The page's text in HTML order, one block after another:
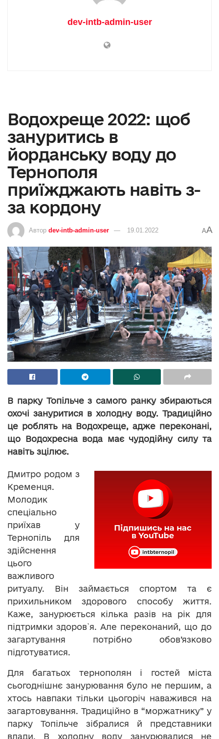
dev-intb-admin-user
Водохреще 2022: щоб
зануритись в
йорданську воду до
Тернополя
приїжджають навіть з-
за кордону
Автор dev-intb-admin-user 19.01.2022 AA
В парку Топільче з самого ранку збираються
охочі зануритися в холодну воду. Традиційно
це роблять на Водохреще, адже переконані,
що Водохресна вода має чудодійну силу та
навіть зцілює.
Дмитро родом з
Кременця.
Молодик
спеціально
приїхав у
Тернопіль для
здійснення
цього
важливого
ритуалу. Він займається спортом та є
прихильником здорового способу життя.
Каже, занурюється кілька разів на рік для
підтримки здоров`я. Але переконаний, що до
загартування потрібно обов’язково
підготуватися.
Для багатьох тернополян і гостей міста
сьогоднішнє занурювання було не першим, а
хтось навпаки тільки цьогоріч наважився на
загартовування. Традиційно в “моржатнику” у
парку Топільче зібралися й представники
влади. В холодну воду занурювалися не